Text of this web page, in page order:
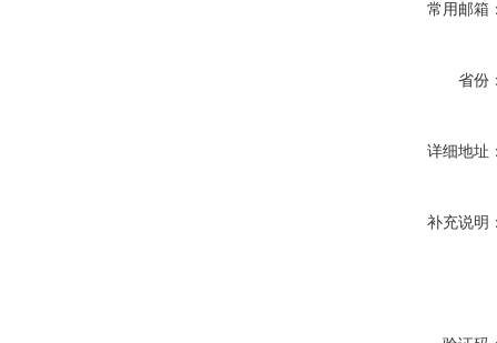
常用邮箱
省份
详细地址
补充说明